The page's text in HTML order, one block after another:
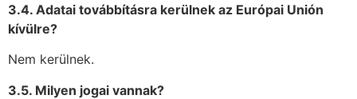
3.4. Adatai továbbításra kerülnek az Európai Unión
kívülre?
Nem kerülnek.
3.5. Milyen jogai vannak?